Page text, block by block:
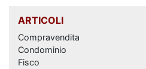
ARTICOLI
Compravendita
Condominio
Fisco